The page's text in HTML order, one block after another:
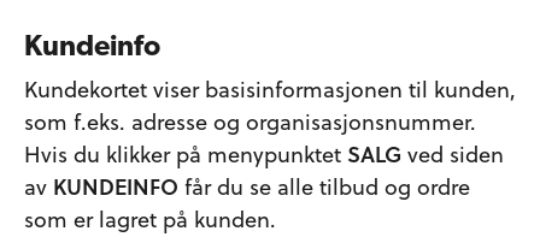
Kundeinfo
Kundekortet viser basisinformasjonen til kunden,
som f.eks. adresse og organisasjonsnummer.
Hvis du klikker på menypunktet SALG ved siden
av KUNDEINFO får du se alle tilbud og ordre
som er lagret på kunden.